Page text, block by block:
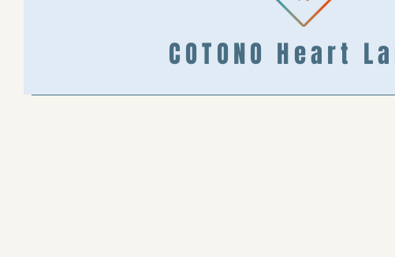
​COTONO Heart